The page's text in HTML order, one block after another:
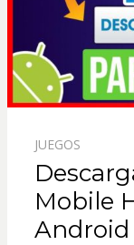
JUEGOS
Mobile
Android